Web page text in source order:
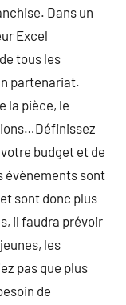
Dans un
Excel
tous les
partenariat.
la pièce, le
budget et de
évènements sont
sont donc plus
il faudra prévoir
les
pas que plus
de